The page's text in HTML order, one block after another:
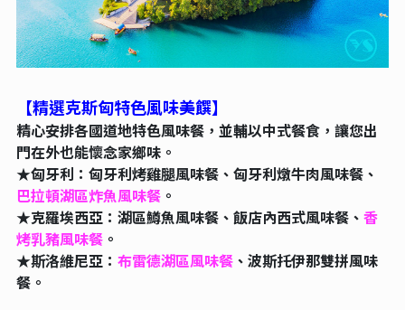
【精選克斯匈特色風味美饌】
精心安排各國道地特色風味餐，並輔以中式餐食，讓您出
門在外也能懷念家鄉味。
★匈牙利：匈牙利烤雞腿風味餐、匈牙利燉牛肉風味餐、
巴拉頓湖區炸魚風味餐。
★克羅埃西亞：湖區鱒魚風味餐、飯店內西式風味餐、 香
烤乳豬風味餐。
★斯洛維尼亞： 布雷德湖區風味餐、波斯托伊那雙拼風味
餐。